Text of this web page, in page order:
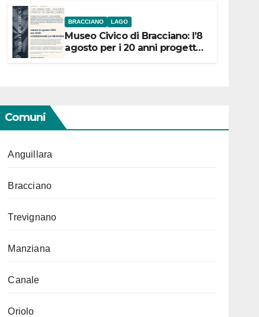
BRACCIANO LAGO
Museo Civico di Bracciano: l’8
agosto per i 20 anni progetto
Comuni
Anguillara
Bracciano
Trevignano
Manziana
Canale
Oriolo